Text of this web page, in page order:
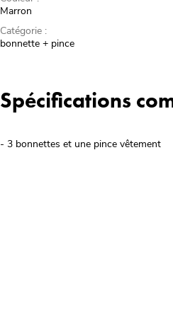
Marron
Catégorie :
bonnette + pince
Spécifications
- 3 bonnettes et une pince vêtement